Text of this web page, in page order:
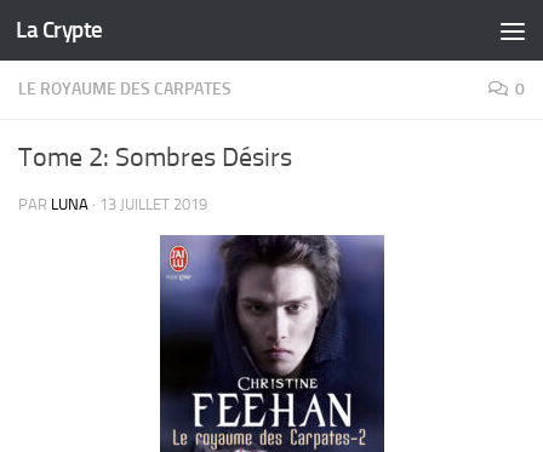
Skip to content
La Crypte
LE ROYAUME DES CARPATES 0
Tome 2: Sombres Désirs
PAR LUNA · 13 JUILLET 2019